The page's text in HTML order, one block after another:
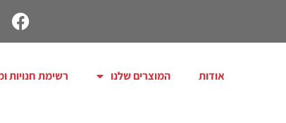
אודות המוצרים שלנו רשימת חנויות